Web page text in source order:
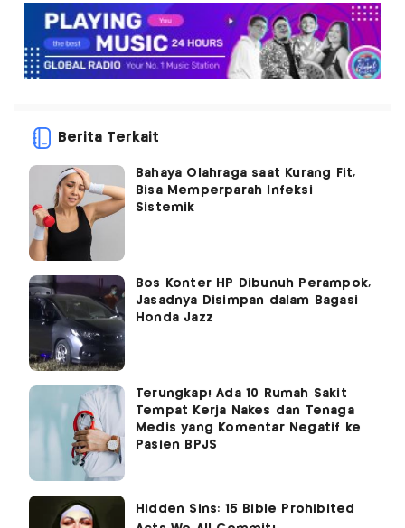
Berita Terkait
Bahaya Olahraga saat Kurang Fit,
Bisa Memperparah Infeksi
Sistemik
Bos Konter HP Dibunuh Perampok,
Jasadnya Disimpan dalam Bagasi
Honda Jazz
Terungkap! Ada 10 Rumah Sakit
Tempat Kerja Nakes dan Tenaga
Medis yang Komentar Negatif ke
Pasien BPJS